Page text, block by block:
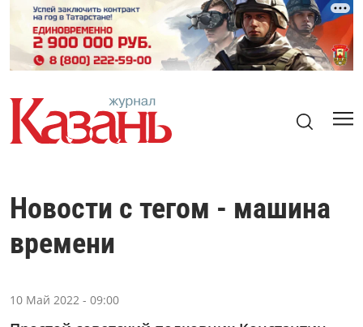
Новости с тегом - машина
времени
10 Май 2022 - 09:00